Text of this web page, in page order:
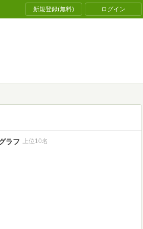
新規登録(無料) ログイン
ラフ 上位10名